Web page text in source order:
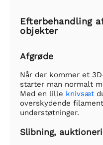
Efterbehandling
objekter
Afgrøde
Når der kommer et
starter man normalt
Med en lille knivsæt
overskydende
understøtninger.
Slibning,